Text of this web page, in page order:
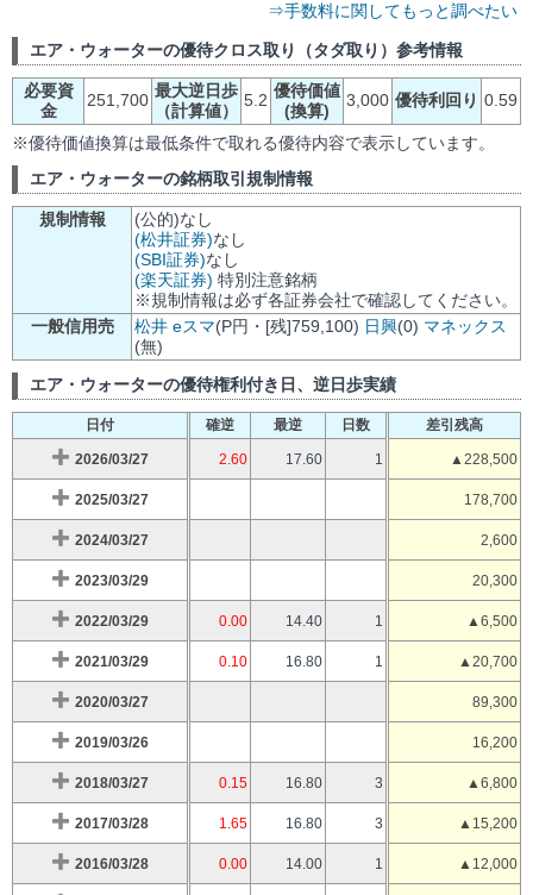
⇒手数料に関してもっと調べたい
エア・ウォーターの優待クロス取り（タダ取り）参考情報
必要資
金
251,700 最大逆日歩
（計算値）
5.2 優待価値
(換算)
3,000 優待利回り 0.59
※優待価値換算は最低条件で取れる優待内容で表示しています。
エア・ウォーターの銘柄取引規制情報
規制情報
(公的)なし
(松井証券)なし
(SBI証券)なし
(楽天証券) 特別注意銘柄
※規制情報は必ず各証券会社で確認してください。
一般信用売
松井 eスマ(P円・[残]759,100) 日興(0) マネックス
(無)
エア・ウォーターの優待権利付き日、逆日歩実績
日付 確逆 最逆 日数 差引残高
2026/03/27 2.60 17.60 1 ▲228,500
2025/03/27 178,700
2024/03/27 2,600
2023/03/29 20,300
2022/03/29 0.00 14.40 1 ▲6,500
2021/03/29 0.10 16.80 1 ▲20,700
2020/03/27 89,300
2019/03/26 16,200
2018/03/27 0.15 16.80 3 ▲6,800
2017/03/28 1.65 16.80 3 ▲15,200
2016/03/28 0.00 14.00 1 ▲12,000